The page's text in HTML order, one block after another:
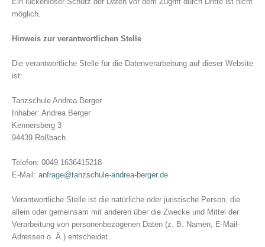
möglich.
Hinweis zur verantwortlichen Stelle
Die verantwortliche Stelle für die Datenverarbeitung auf dieser Website
ist:
Tanzschule Andrea Berger
Inhaber: Andrea Berger
Kennersberg 3
94439 Roßbach
Telefon: 0049 1636415218
E-Mail: anfrage@tanzschule-andrea-berger.de
Verantwortliche Stelle ist die natürliche oder juristische Person, die
allein oder gemeinsam mit anderen über die Zwecke und Mittel der
Verarbeitung von personenbezogenen Daten (z. B. Namen, E-Mail-
Adressen o. Ä.) entscheidet.